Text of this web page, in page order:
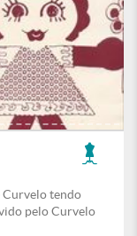
Curvelo tendo
pelo Curvelo